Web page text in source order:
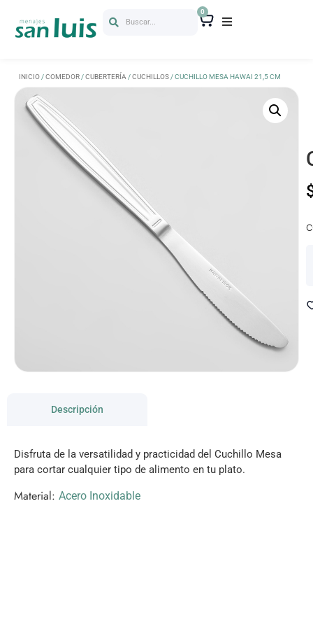
Buscar...
0
INICIO /COMEDOR /CUBERTERÍA /CUCHILLOS / CUCHILLO MESA HAWAI 21,5 CM
Descripción
Disfruta de la versatilidad y practicidad del Cuchillo Mesa
para cortar cualquier tipo de alimento en tu plato.
Material: Acero Inoxidable